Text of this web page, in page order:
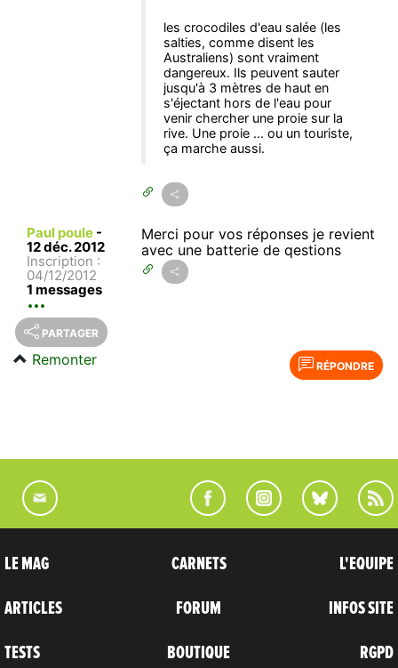
les crocodiles d'eau salée (les
salties, comme disent les
Australiens) sont vraiment
dangereux. Ils peuvent sauter
jusqu'à 3 mètres de haut en
s'éjectant hors de l'eau pour
venir chercher une proie sur la
rive. Une proie ... ou un touriste,
ça marche aussi.
Paul poule -
12 déc. 2012
Inscription :
04/12/2012
1 messages
Merci pour vos réponses je revient
avec une batterie de qestions
PARTAGER
RÉPONDRE
Remonter
LE MAG
ARTICLES
TESTS
CARNETS
FORUM
BOUTIQUE
L'EQUIPE
INFOS SITE
RGPD